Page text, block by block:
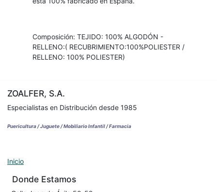
Composición: TEJIDO: 100% ALGODÓN -
RELLENO:( RECUBRIMIENTO:100%POLIESTER /
RELLENO: 100% POLIESTER)
ZOALFER, S.A.
Especialistas en Distribución desde 1985
Puericultura / Juguete / Mobiliario Infantil / Farmacia
Inicio
Donde Estamos